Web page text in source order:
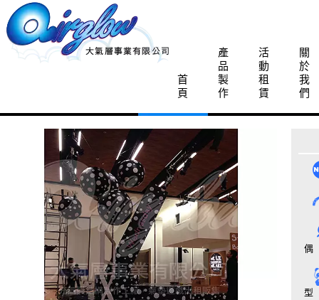
首
頁
產
品
製
作
活
動
租
賃
關
於
我
們
偶
型